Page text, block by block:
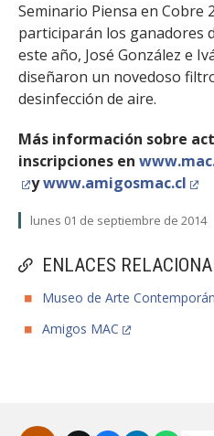
ENLACES
Museo de Arte
Amigos MAC
Seminario Piensa en Cobre
participarán los ganadores
este año, José González e
diseñaron un novedoso
desinfección de aire.
Más información sobre
inscripciones en
ywww.amigosmac.cl
lunes 01 de septiembre de 2014